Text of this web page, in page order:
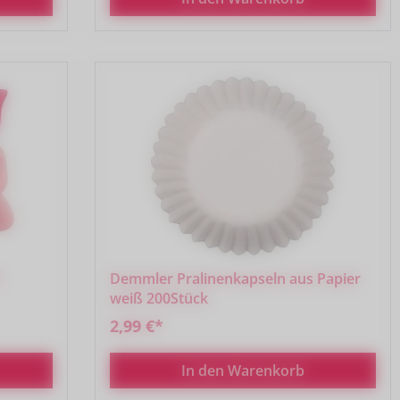
Demmler Pralinenkapseln aus Papier
weiß 200Stück
2,99 €*
In den Warenkorb